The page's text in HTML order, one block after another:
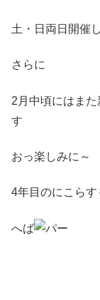
土・日両日開催
さらに
2月中頃にはま
す
おっ楽しみに～
4年目のにこらす
へば